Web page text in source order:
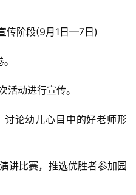
传阶段(9月1日—7日)
动进行宣传。
论幼儿心目中的好老师形
讲比赛，推选优胜者参加园